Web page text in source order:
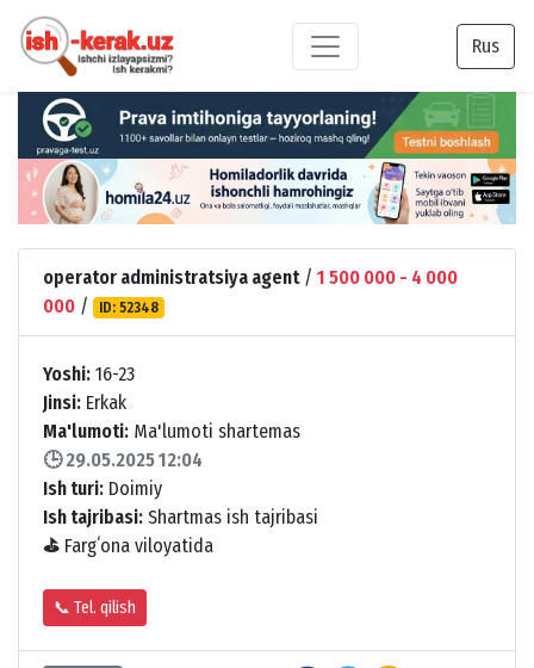
Rus
operator administratsiya agent/ 1 500 000 - 4 000
000 / ID: 52348
Yoshi: 16-23
Jinsi: Erkak
Ma'lumoti: Ma'lumoti shartemas
🕒 29.05.2025 12:04
Ish turi: Doimiy
Ish tajribasi: Shartmas ish tajribasi
⛳ Fargʻona viloyatida
📞 Tel. qilish